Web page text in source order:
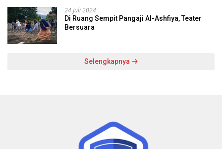
24 Juli 2024
Di Ruang Sempit Pangaji Al-Ashfiya, Teater
Bersuara
Selengkapnya